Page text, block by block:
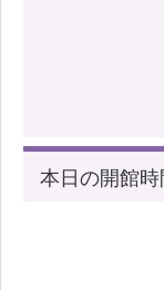
本日の開館時